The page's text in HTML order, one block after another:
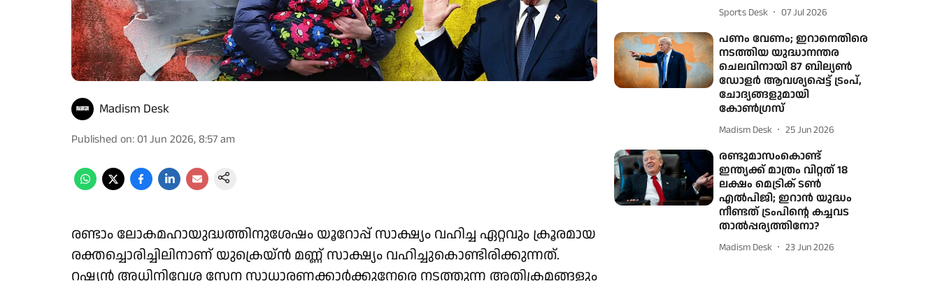
Madism Desk
Published on: 01 Jun 2026, 8:57 am
രണ്ടാം ലോകമഹായുദ്ധത്തിനുശേഷം യൂറോപ്പ് സാക്ഷ്യം വഹിച്ച ഏറ്റവും ക്രൂരമായ
രക്തച്ചൊരിച്ചിലിനാണ് യുക്രെയ്ൻ മണ്ണ് സാക്ഷ്യം വഹിച്ചുകൊണ്ടിരിക്കുന്നത്.
റഷ്യൻ അധിനിവേശ സേന സാധാരണക്കാർക്കുനേരെ നടത്തുന്ന അതിക്രമങ്ങളും
Sports Desk 07 Jul 2026
പണം വേണം; ഇറാനെതിരെ
നടത്തിയ യുദ്ധാനന്തര
ചെലവിനായി 87 ബില്യൺ
ഡോളർ ആവശ്യപ്പെട്ട് ട്രംപ്,
ചോദ്യങ്ങളുമായി
കോൺഗ്രസ്
Madism Desk 25 Jun 2026
രണ്ടുമാസംകൊണ്ട്
ഇന്ത്യക്ക് മാത്രം വിറ്റത് 18
ലക്ഷം മെട്രിക് ടൺ
എൽപിജി; ഇറാൻ യുദ്ധം
നീണ്ടത് ട്രംപിന്റെ കച്ചവട
താൽപ്പര്യത്തിനോ?
Madism Desk 23 Jun 2026